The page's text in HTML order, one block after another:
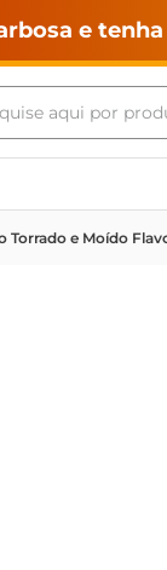
e
aqui por
Torrado e Moído
mais
lavar